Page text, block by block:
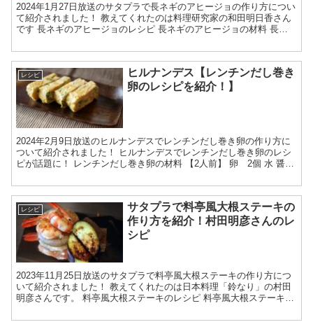
2024年1月27日放送のサタプラで長ネギのアヒージョの作り方につい
て紹介されました！ 教えてくれたのは料理研究家の和田明日香さん
です 長ネギのアヒージョのレシピ 長ネギのアヒージョの材料 長ネ
レシピ
ヒルナンデス【レンチンだし巻き
卵のレシピを紹介！】
2024年2月9日放送のヒルナンデスでレンチンだし巻き卵の作り方に
ついて紹介されました！ ヒルナンデスでレンチンだし巻き卵のレシ
ピが話題に！ レンチンだし巻き卵の材料 【2人前】 卵 2個 水 醤油
レシピ
サタプラで料亭風大根ステーキの
作り方を紹介！村田明彦さんのレ
シピ
2023年11月25日放送のサタプラで料亭風大根ステーキの作り方につ
いて紹介されました！ 教えてくれたのは日本料理「鈴なり」の村田
明彦さんです。 料亭風大根ステーキのレシピ 料亭風大根ステーキの